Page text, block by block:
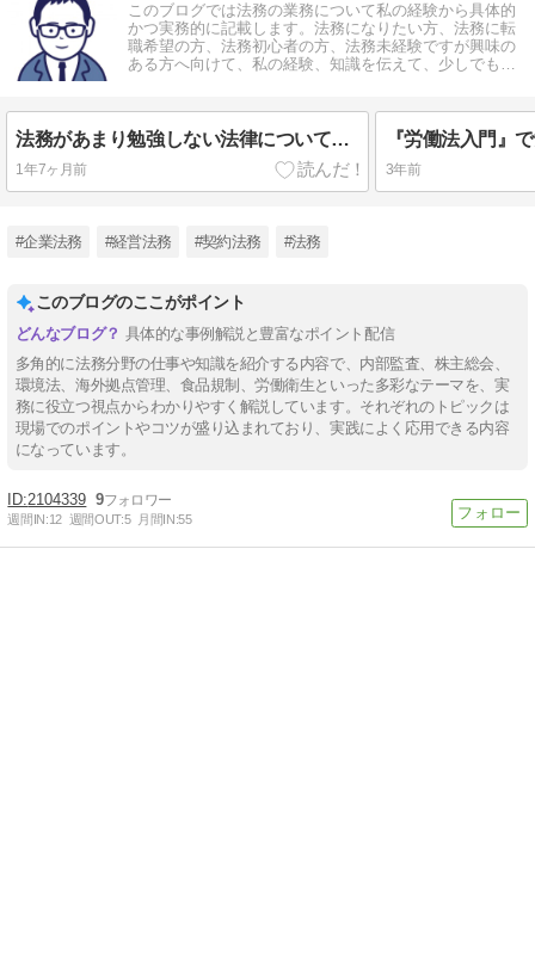
このブログでは法務の業務について私の経験から具体的
かつ実務的に記載します。法務になりたい方、法務に転
職希望の方、法務初心者の方、法務未経験ですが興味の
ある方へ向けて、私の経験、知識を伝えて、少しでも役
法務があまり勉強しない法律について～環境法
1年7ヶ月前 3年前
#企業法務 #経営法務 #契約法務 #法務
このブログのここがポイント
具体的な事例解説と豊富なポイント配信
多角的に法務分野の仕事や知識を紹介する内容で、内部監査、株主総会、
環境法、海外拠点管理、食品規制、労働衛生といった多彩なテーマを、実
務に役立つ視点からわかりやすく解説しています。それぞれのトピックは
現場でのポイントやコツが盛り込まれており、実践によく応用できる内容
になっています。
2104339 9
週間IN:12 週間OUT:5 月間IN:55